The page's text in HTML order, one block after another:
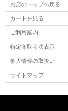
お店のトップへ戻る
カートを見る
ご利用案内
特定商取引法表示
個人情報の取扱い
サイトマップ